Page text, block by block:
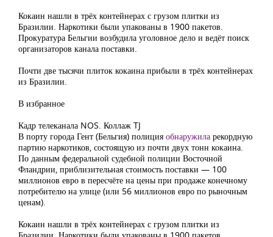
Кокаин нашли в трёх контейнерах с грузом плитки из
Бразилии. Наркотики были упакованы в 1900 пакетов.
Прокуратура Бельгии возбудила уголовное дело и ведёт поиск
организаторов канала поставки.
Почти две тысячи плиток кокаина прибыли в трёх контейнерах
из Бразилии.
В избранное
Кадр телеканала NOS. Коллаж TJ
В порту города Гент (Бельгия) полиция обнаружила рекордную
партию наркотиков, состоящую из почти двух тонн кокаина.
По данным федеральной судебной полиции Восточной
Фландрии, приблизительная стоимость поставки — 100
миллионов евро в пересчёте на цены при продаже конечному
потребителю на улице (или 56 миллионов евро по рыночным
ценам).
Кокаин нашли в трёх контейнерах с грузом плитки из